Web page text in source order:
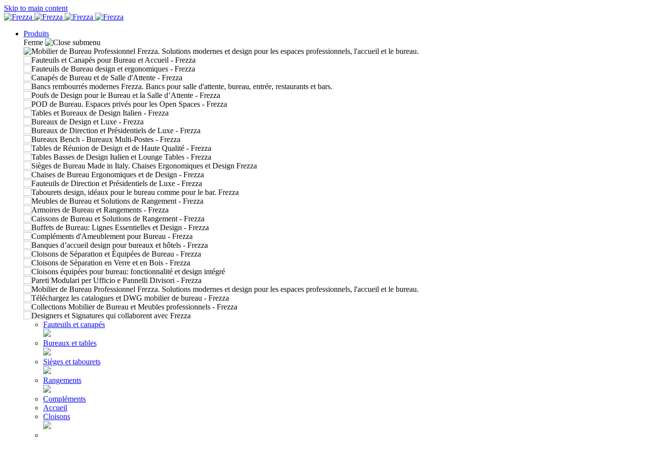
Skip to main content
Produits
Ferme
Fauteuils et canapés
Bureaux et tables
Sièges et tabourets
Rangements
Compléments
Accueil
Cloisons